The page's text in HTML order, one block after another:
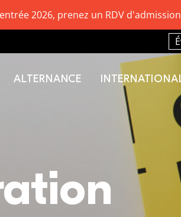
ALTERNANCE
2026, prenez un RDV